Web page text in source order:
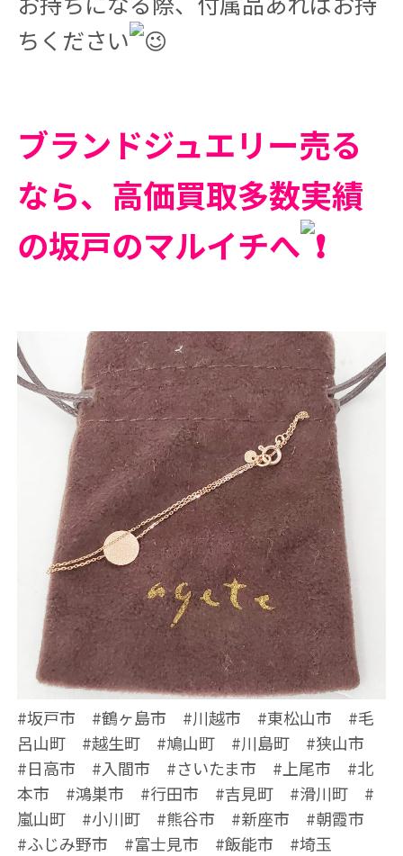
ちください
ブランドジュエリー売る
なら、高価買取多数実績
の坂戸のマルイチへ
#坂戸市 #鶴ヶ島市 #川越市 #東松山市 #毛
呂山町 #越生町 #鳩山町 #川島町 #狭山市
#日高市 #入間市 #さいたま市 #上尾市 #北
本市 #鴻巣市 #行田市 #吉見町 #滑川町 #
嵐山町 #小川町 #熊谷市 #新座市 #朝霞市
#ふじみ野市 #富士見市 #飯能市 #埼玉